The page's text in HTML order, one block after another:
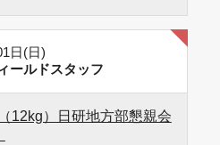
日(日)
ールドスタッフ
12kg）日研地方部懇親会